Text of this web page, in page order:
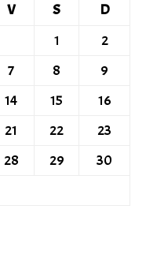
V S
D
1
2
7 8
9
14 15
16
21 22
23
28 29
30